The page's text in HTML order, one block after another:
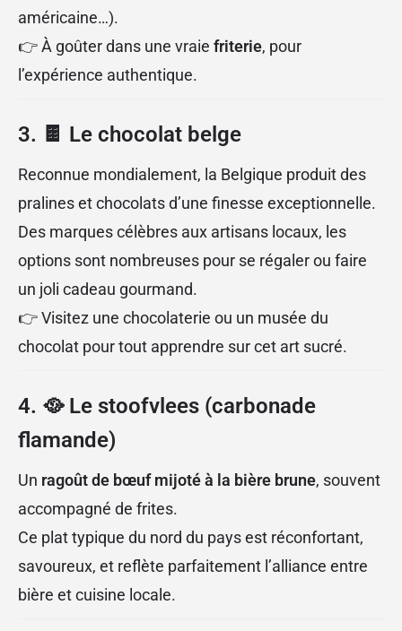
américaine…).
👉 À goûter dans une vraie friterie, pour
l’expérience authentique.
3. 🍫 Le chocolat belge
Reconnue mondialement, la Belgique produit des
pralines et chocolats d’une finesse exceptionnelle.
Des marques célèbres aux artisans locaux, les
options sont nombreuses pour se régaler ou faire
un joli cadeau gourmand.
👉 Visitez une chocolaterie ou un musée du
chocolat pour tout apprendre sur cet art sucré.
4. 🥘 Le stoofvlees (carbonade
flamande)
Un ragoût de bœuf mijoté à la bière brune, souvent
accompagné de frites.
Ce plat typique du nord du pays est réconfortant,
savoureux, et reflète parfaitement l’alliance entre
bière et cuisine locale.